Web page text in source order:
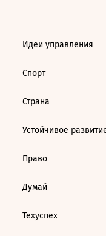
Идеи управления
Спорт
Страна
Устойчивое
Право
Думай
Техуспех